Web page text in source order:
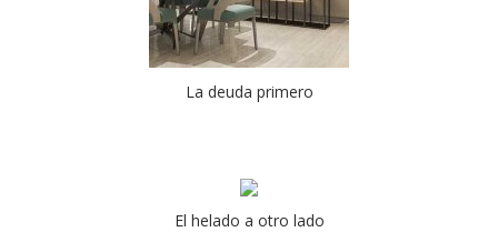
La deuda primero
El helado a otro lado